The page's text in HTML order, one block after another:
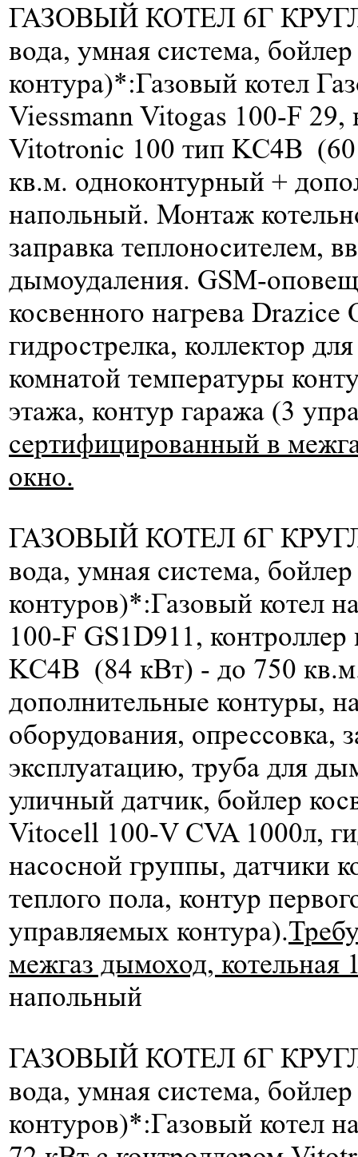
ГАЗОВЫЙ КОТЕЛ 6Г
вода, умная система,
контура)*:Газовый котел
Viessmann Vitogas 100-F 29,
Vitotronic 100 тип KC4B
кв.м. одноконтурный +
напольный. Монтаж
заправка теплоносителем,
дымоудаления. GSM-
косвенного нагрева
гидрострелка, коллектор
комнатой температуры
этажа, контур гаража (3
сертифицированный в
окно.
ГАЗОВЫЙ КОТЕЛ 6Г
вода, умная система,
контуров)*:Газовый котел
100-F GS1D911,
KC4B (84 кВт) - до 750
дополнительные контуры,
оборудования, опрессовка,
эксплуатацию, труба для
уличный датчик, бойлер
Vitocell 100-V CVA 1000л,
насосной группы, датчики
теплого пола, контур
управляемых контура).
межгаз дымоход, котельная
напольный
ГАЗОВЫЙ КОТЕЛ 6Г
вода, умная система,
контуров)*:Газовый котел